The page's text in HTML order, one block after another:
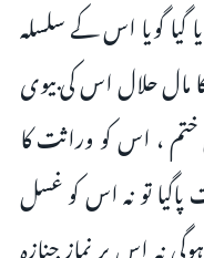
گیا گویا اس کے سلسلہ
مال حلال اس کی بیوی
، اس کو وراثت کا
تو نہ اس کو غسل
نہ اس پر نماز جنازہ